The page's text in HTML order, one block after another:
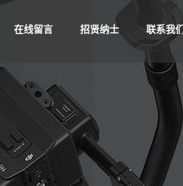
在线留言 招贤纳士 联系我们